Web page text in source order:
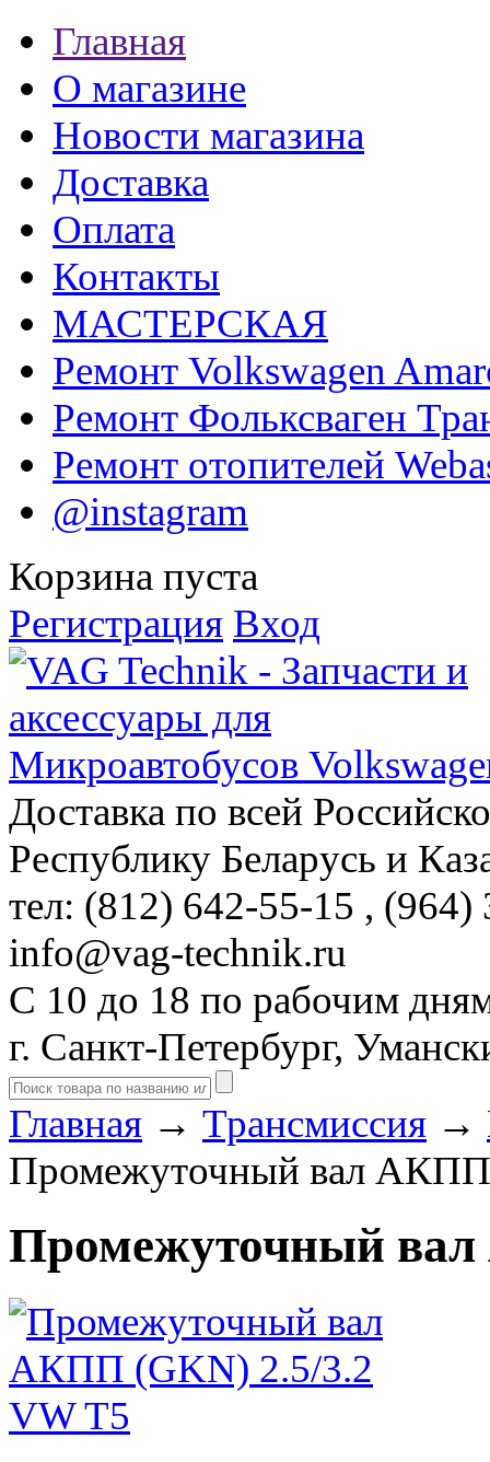
Главная
О магазине
Новости магазина
Доставка
Оплата
Контакты
МАСТЕРСКАЯ
Ремонт Volkswagen
Ремонт Фольксваген
Ремонт отопителей
@instagram
Корзина пуста
Регистрация Вход
Доставка по всей
Республику Беларусь и
тел: (812) 642-55-15 , (964)
info@vag-technik.ru
С 10 до 18 по рабочим
г. Санкт-Петербург,
Главная → Трансмиссия →
Промежуточный вал
Промежуточный